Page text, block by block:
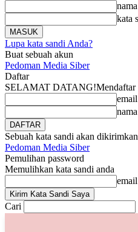
kata
Lupa kata sandi Anda?
Buat sebuah akun
Pedoman Media Siber
Daftar
SELAMAT DATANG!Mendaftar
Sebuah kata sandi akan
Pedoman Media Siber
Pemulihan password
Memulihkan kata sandi anda
Cari